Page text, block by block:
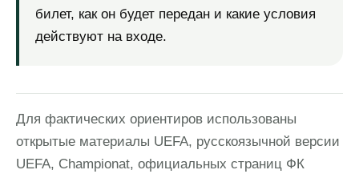
билет, как он будет передан и какие условия
действуют на входе.
Для фактических ориентиров использованы
открытые материалы UEFA, русскоязычной версии
UEFA, Championat, официальных страниц ФК